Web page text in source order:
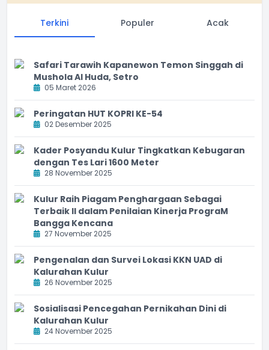
Terkini Populer Acak
Safari Tarawih Kapanewon Temon Singgah di
Mushola Al Huda, Setro
05 Maret 2026
Peringatan HUT KOPRI KE-54
02 Desember 2025
Kader Posyandu Kulur Tingkatkan Kebugaran
dengan Tes Lari 1600 Meter
28 November 2025
Kulur Raih Piagam Penghargaan Sebagai
Terbaik II dalam Penilaian Kinerja PrograM
Bangga Kencana
27 November 2025
Pengenalan dan Survei Lokasi KKN UAD di
Kalurahan Kulur
26 November 2025
Sosialisasi Pencegahan Pernikahan Dini di
Kalurahan Kulur
24 November 2025